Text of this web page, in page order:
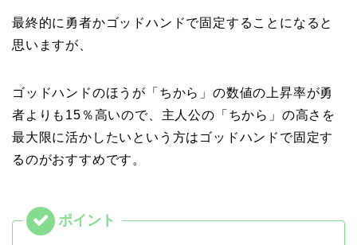
最終的に勇者かゴッドハンドで固定することになると
思いますが、
ゴッドハンドのほうが「ちから」の数値の上昇率が勇
者よりも15％高いので、主人公の「ちから」の高さを
最大限に活かしたいという方はゴッドハンドで固定す
るのがおすすめです。